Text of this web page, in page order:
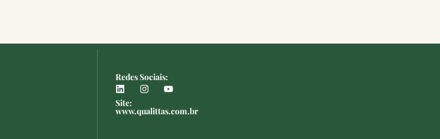
Redes Sociais:
Site:
www.qualittas.com.br